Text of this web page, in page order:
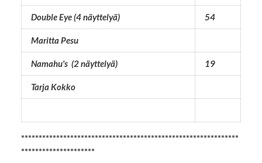
Double Eye (4 näyttelyä) 54
Maritta Pesu
Namahu's (2 näyttelyä) 19
Tarja Kokko
**************************************************************
*********************